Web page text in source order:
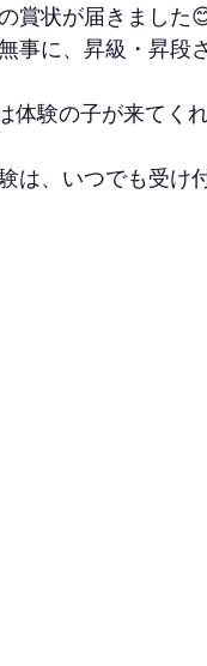
賞状が届きました
事に、昇級・昇段
体験の子が来てく
は、いつでも受け